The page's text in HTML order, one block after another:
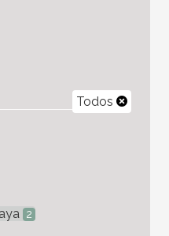
Todos
2